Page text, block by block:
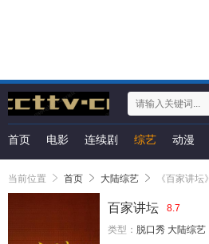
首页 电影 连续剧 综艺 动漫
当前位置 首页 大陆综艺 《百家讲坛》
百家讲坛
8.7
类型： 脱口秀 大陆综艺